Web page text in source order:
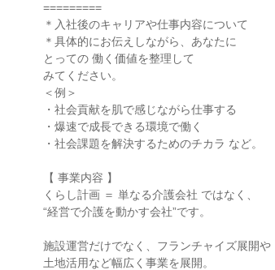
=========
＊入社後のキャリアや仕事内容について
＊具体的にお伝えしながら、あなたに
とっての 働く価値を整理して
みてください。
＜例＞
・社会貢献を肌で感じながら仕事する
・爆速で成長できる環境で働く
・社会課題を解決するためのチカラ など。
【 事業内容 】
くらし計画 ＝ 単なる介護会社 ではなく、
“経営で介護を動かす会社”です。
施設運営だけでなく、フランチャイズ展開や
土地活用など幅広く事業を展開。